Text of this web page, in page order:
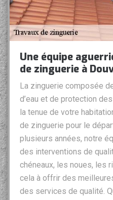
Une équipe
de zinguerie à
La zinguerie composée
d’eau et de protection
la tenue de votre
de zinguerie pour le
plusieurs années, notre
des interventions de
chéneaux, les noues, les
cela à offrir des
des services de qualité.